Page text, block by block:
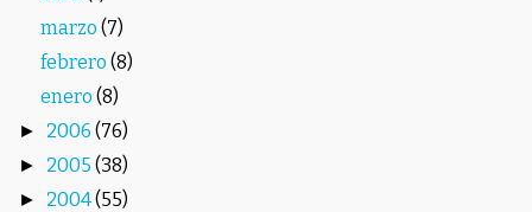
marzo(7)
febrero(8)
enero(8)
► 2006 (76)
► 2005 (38)
► 2004(55)